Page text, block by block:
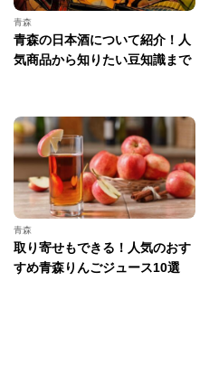
青森
青森の日本酒について紹介！人
気商品から知りたい豆知識まで
青森
取り寄せもできる！人気のおす
すめ青森りんごジュース10選